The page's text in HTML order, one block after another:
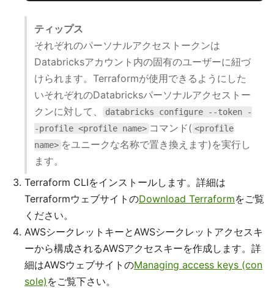
ティップス
それぞれのパーソナルアクセストークンは
Databricksアカウント内の固有のユーザーに紐づ
けられます。Terraformが使用できるようにした
いそれぞれのDatabricksパーソナルアクセストー
クンに対して、
databricks configure --token -
-profile <profile name> コマンド( <profile
name> をユニークな名称で置き換えます)を実行し
ます。
Terraform CLIをインストールします。詳細は
TerraformウェブサイトのDownload Terraformをご覧
ください。
AWSシークレットキーとAWSシークレットアクセスキ
ーから構成されるAWSアクセスキーを作成します。詳
細はAWSウェブサイトのManaging access keys (con
sole) をご覧下さい。